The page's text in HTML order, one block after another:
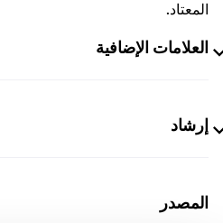
المعتاد.
العلامات الإضافية
إرشاد
المصدر